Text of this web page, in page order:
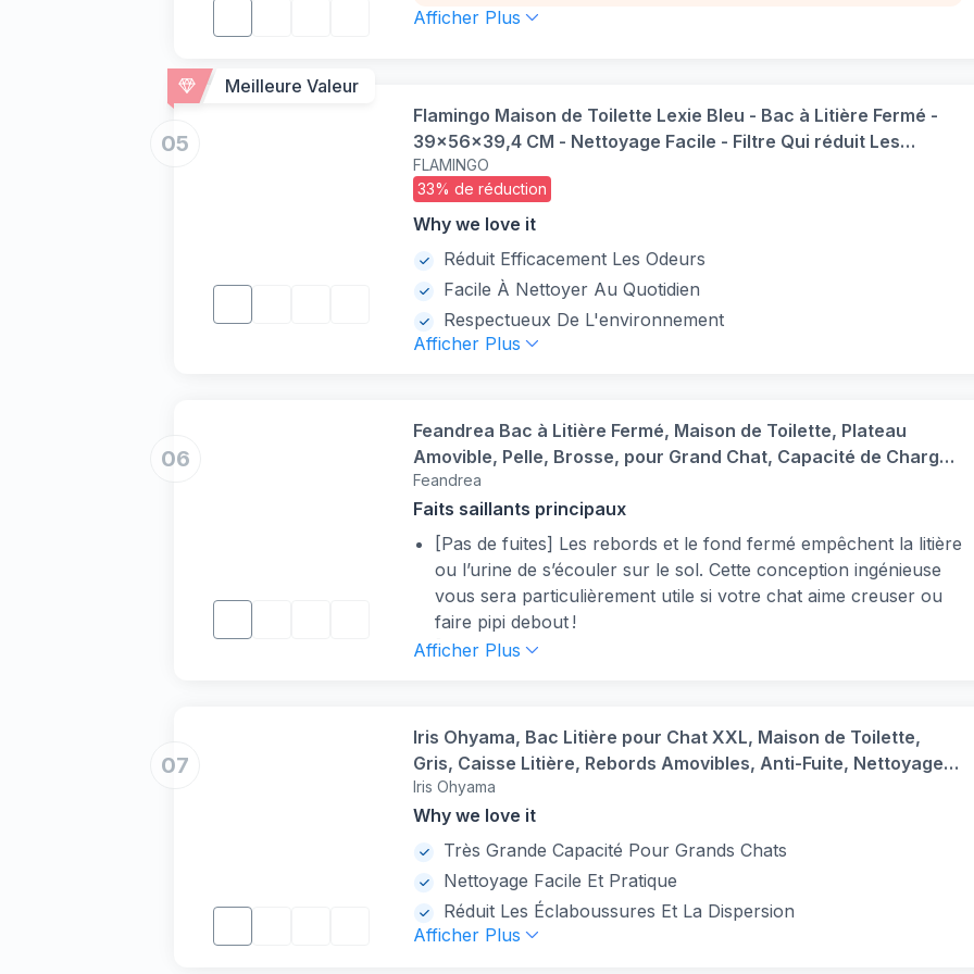
Afficher Plus
Meilleure Valeur
05
Flamingo Maison de Toilette Lexie Bleu - Bac à Litière Fermé -
39x56x39,4 CM - Nettoyage Facile - Filtre Qui réduit Les
Mauvaises odeurs - Couvercle Amovible
FLAMINGO
33% de réduction
Why we love it
Réduit Efficacement Les Odeurs
Facile À Nettoyer Au Quotidien
Respectueux De L'environnement
Afficher Plus
06
Feandrea Bac à Litière Fermé, Maison de Toilette, Plateau
Amovible, Pelle, Brosse, pour Grand Chat, Capacité de Charge
15 kg, Anti-Traces, Anti-fuites, Gris Clair et Gris Foncé
PPT001G01
Feandrea
Faits saillants principaux
[Pas de fuites] Les rebords et le fond fermé empêchent la litière
ou l’urine de s’écouler sur le sol. Cette conception ingénieuse
vous sera particulièrement utile si votre chat aime creuser ou
faire pipi debout !
[Moins de traces] Ce bac à litière est doté d’un dessus grillagé,
votre intérieur propre
[Facile à ouvrir, facile à nettoyer] Doté d’un plateau coulissant,
ce bac à litière pour chat est pratique, une pelle et une brosse
sont incluses pour ramasser les excréments et nettoyer la
litière sur le dessus ou dans les coins
[Convient aux chats dodus] La taille intérieure de cette maison
de toilettes est de 50 x 40,5 x 34,5 cm, suffisamment grande
même pour les chats dodu. Et le dessus ? Pas de problème, il
supporte jusqu'à 15 kg
Afficher Plus
07
Iris Ohyama, Bac Litière pour Chat XXL, Maison de Toilette,
Gris, Caisse Litière, Rebords Amovibles, Anti-Fuite, Nettoyage
Facile, pour Grand Chat Adulte, Deux Chats, Maine Coon, sans
BPA - CLH-XL
Iris Ohyama
Why we love it
Très Grande Capacité Pour Grands Chats
Nettoyage Facile Et Pratique
Réduit Les Éclaboussures Et La Dispersion
Afficher Plus